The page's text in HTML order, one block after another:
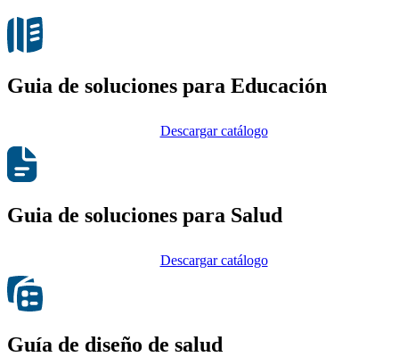
Guia de soluciones para Educación
Descargar catálogo
Guia de soluciones para Salud
Descargar catálogo
Guía de diseño de salud